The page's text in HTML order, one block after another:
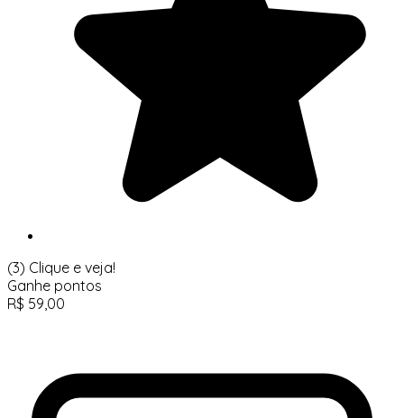
(3) Clique e veja!
Ganhe pontos
R$ 59,00